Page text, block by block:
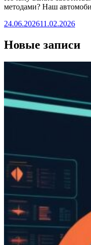
методами? Наш
24.06.202611.02.2026
Новые записи